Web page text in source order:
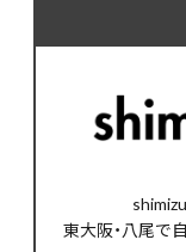
東大阪・八尾で